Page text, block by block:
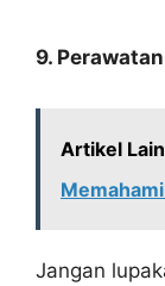
9.
Artikel
Jangan